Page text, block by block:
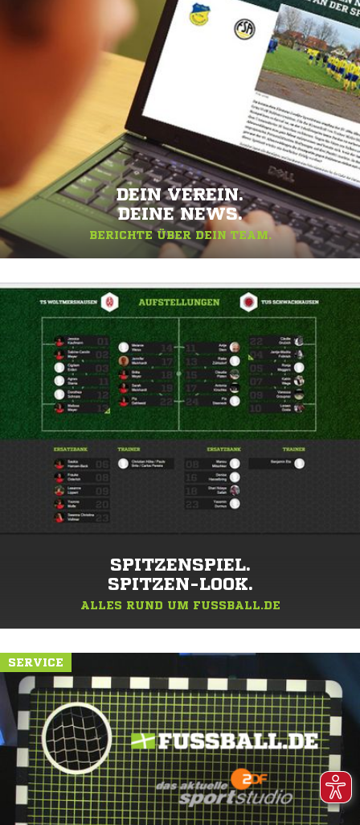
DEIN VEREIN.
DEINE NEWS.
BERICHTE ÜBER DEIN TEAM.
SPITZENSPIEL.
SPITZEN-LOOK.
ALLES RUND UM FUSSBALL.DE
SERVICE